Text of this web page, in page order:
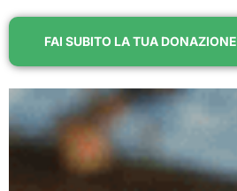
FAI SUBITO LA TUA DONAZIONE